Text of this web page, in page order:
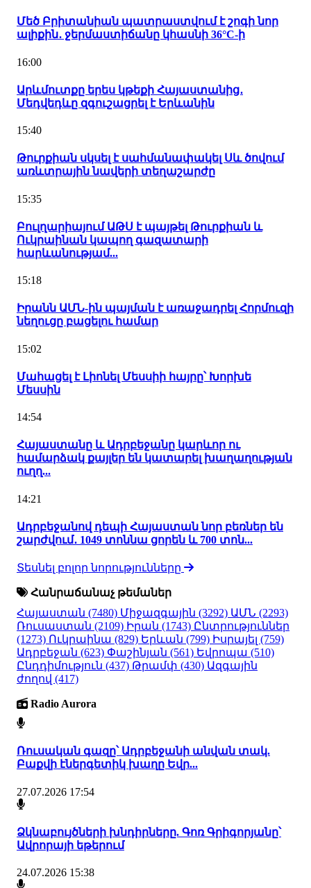
Մեծ Բրիտանիան պատրաստվում է շոգի նոր
ալիքին․ ջերմաստիճանը կհասնի 36°C-ի
16:00
Արևմուտքը երես կթեքի Հայաստանից․
Մեդվեդևը զգուշացրել է Երևանին
15:40
Թուրքիան սկսել է սահմանափակել Սև ծովում
առևտրային նավերի տեղաշարժը
15:35
Բուլղարիայում ԱԹՍ է պայթել Թուրքիան և
Ուկրաինան կապող գազատարի
հարևանությամ...
15:18
Իրանն ԱՄՆ-ին պայման է առաջադրել Հորմուզի
նեղուցը բացելու համար
15:02
Մահացել է Լիոնել Մեսսիի հայրը՝ Խորխե
Մեսսին
14:54
Հայաստանը և Ադրբեջանը կարևոր ու
համարձակ քայլեր են կատարել խաղաղության
ուղղ...
14:21
Ադրբեջանով դեպի Հայաստան նոր բեռներ են
շարժվում․ 1049 տոննա ցորեն և 700 տոն...
Տեսնել բոլոր նորությունները
Հանրաճանաչ թեմաներ
Հայաստան (7480) Միջազգային (3292) ԱՄՆ (2293)
Ռուսաստան (2109) Իրան (1743) Ընտրություններ
(1273) Ուկրաինա (829) Երևան (799) Իսրայել (759)
Ադրբեջան (623) Փաշինյան (561) Եվրոպա (510)
Ընդդիմություն (437) Թրամփ (430) Ազգային
ժողով (417)
Radio Aurora
Ռուսական գազը՝ Ադրբեջանի անվան տակ.
Բաքվի էներգետիկ խաղը Եվր...
27.07.2026 17:54
Ձկնաբույծների խնդիրները. Գոռ Գրիգորյանը՝
Ավրորայի եթերում
24.07.2026 15:38